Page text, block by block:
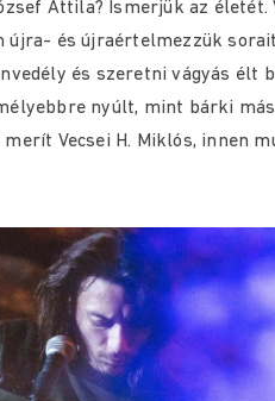
Attila? Ismerjük az életét.
újra- és újraértelmezzük
és szeretni vágyás élt
nyúlt, mint bárki
merít Vecsei H. Miklós, innen